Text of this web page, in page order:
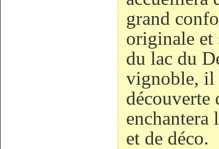
grand
originale et
du lac du
vignoble, il
découverte
enchantera
et de déco.